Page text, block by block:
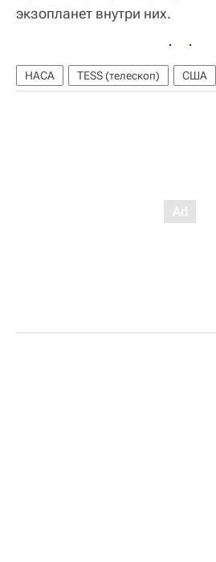
экзопланет внутри них.
НАСА TESS (телескоп) США